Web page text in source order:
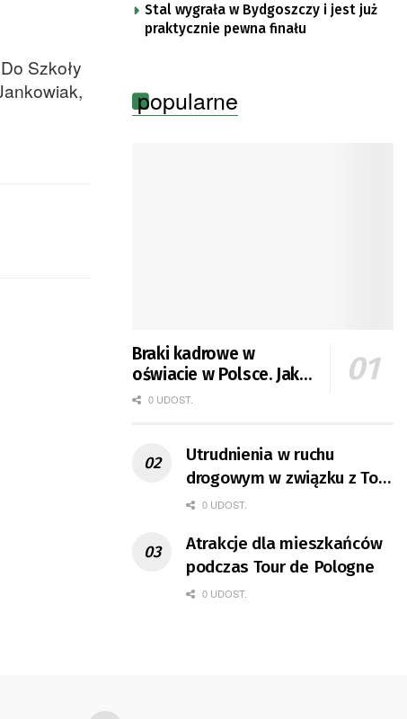
Szkoły
Stal wygrała w Bydgoszczy i jest już
praktycznie pewna finału
popularne
Braki kadrowe w
oświacie w Polsce. Jak
jest w Gorzowie?
0 UDOST.
Utrudnienia w ruchu
drogowym w związku z Tour
de Pologne
0 UDOST.
Atrakcje dla mieszkańców
podczas Tour de Pologne
0 UDOST.